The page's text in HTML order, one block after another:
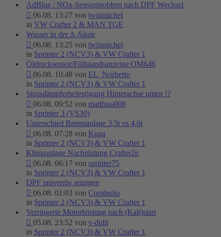
AdBlue / NOx-Sensorproblem nach DPF Wechsel
06.08. 13:27 von twinmichel
in VW Crafter 2 & MAN TGE
Wasser in der A-Säule
06.08. 13:25 von twinmichel
in Sprinter 2 (NCV3) & VW Crafter 1
Öldrucksensor/Füllstandsanzeige OM646
06.08. 10:48 von EL_Norberto
in Sprinter 2 (NCV3) & VW Crafter 1
Stossdämpferbefesrigung Hinterachse unten !?
06.08. 09:52 von matthias008
in Sprinter 3 (VS30)
Unterschied Bremsanlage 3,5t vs 4,6t
06.08. 07:28 von Kupa
in Sprinter 2 (NCV3) & VW Crafter 1
Klimaanlage Nachrüstung Crafter2e
06.08. 06:17 von sprinter75
in Sprinter 2 (NCV3) & VW Crafter 1
DPF präventiv reinigen
06.08. 01:03 von Cornhulio
in Sprinter 2 (NCV3) & VW Crafter 1
Verringerte Motorleistung nach (Kalt)start
05.08. 23:52 von v-dulli
in Sprinter 2 (NCV3) & VW Crafter 1